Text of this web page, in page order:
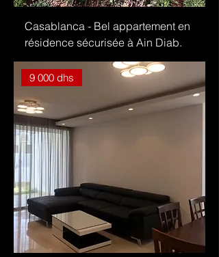
Casablanca - Bel appartement en
résidence sécurisée à Ain Diab.
9 000 dhs